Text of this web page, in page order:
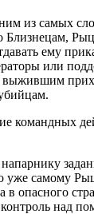
из самых
Близнецам,
ему
или
командных
уже самому
опасного
над